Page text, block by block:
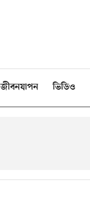
জীবনযাপন ভিডিও